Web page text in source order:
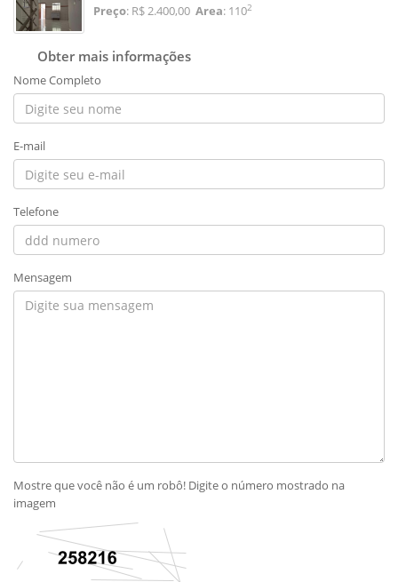
Preço: R$ 2.400,00 Area: 1102
Obter mais informações
Nome Completo
E-mail
Telefone
Mensagem
Mostre que você não é um robô! Digite o número mostrado na
imagem